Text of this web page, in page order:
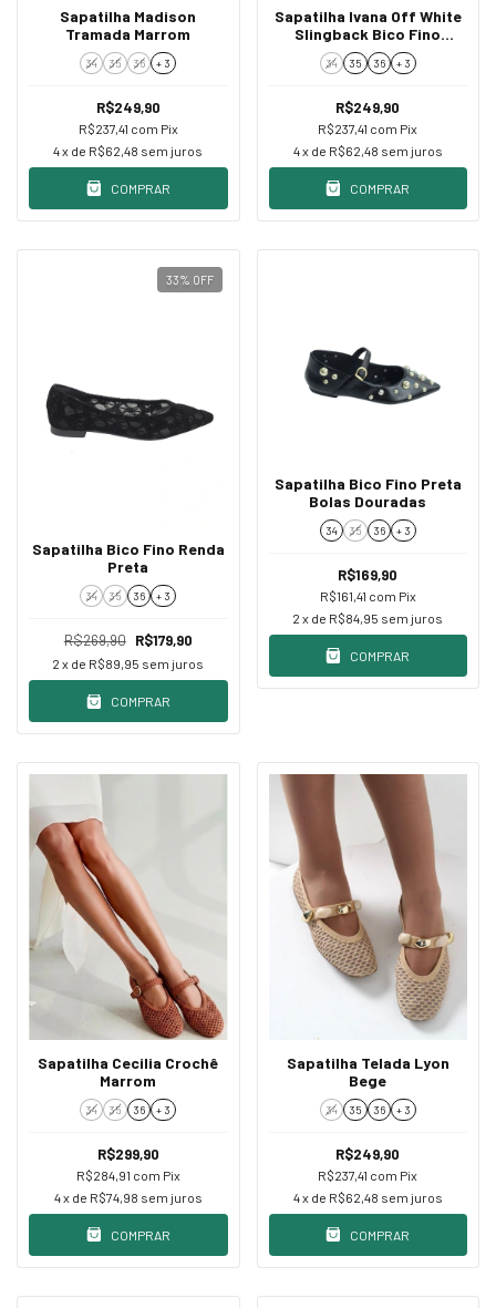
Sapatilha Madison
Tramada Marrom
34 35 36 + 3
R$249,90
R$237,41 com Pix
4x de R$62,48 sem juros
COMPRAR
Sapatilha Ivana Off White
Slingback Bico Fino
Dourado
34 35 36 + 3
R$249,90
R$237,41 com Pix
4x de R$62,48 sem juros
COMPRAR
33% OFF
Sapatilha Bico Fino Renda
Preta
34 35 36 + 3
R$269,90 R$179,90
2 x de R$89,95 sem juros
COMPRAR
Sapatilha Bico Fino Preta
Bolas Douradas
34 35 36 + 3
R$169,90
R$161,41 com Pix
2 x de R$84,95 sem juros
COMPRAR
Sapatilha Cecilia Crochê
Marrom
34 35 36 + 3
R$299,90
R$284,91 com Pix
4x de R$74,98 sem juros
COMPRAR
Sapatilha Telada Lyon
Bege
34 35 36 + 3
R$249,90
R$237,41 com Pix
4x de R$62,48 sem juros
COMPRAR